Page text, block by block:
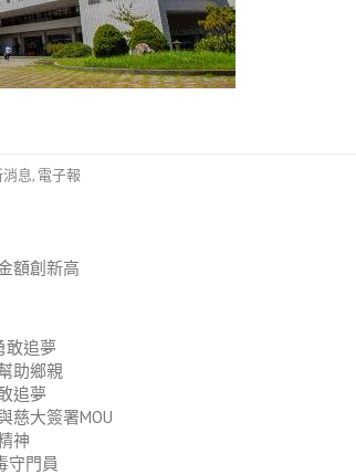
息, 電子報
額創新高
敢追夢
助鄉親
追夢
慈大簽署MOU
神
守門員